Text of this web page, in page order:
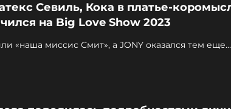
Севиль, Кока в платье-
на Big Love Show 2023
«наша миссис Смит», а JONY оказался тем еще